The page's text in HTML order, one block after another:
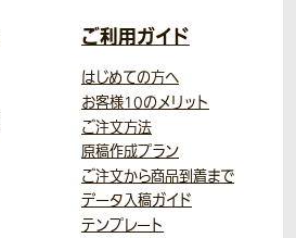
ご利用ガイド
はじめての方へ
お客様10のメリット
ご注文方法
原稿作成プラン
ご注文から商品到着まで
データ入稿ガイド
テンプレート